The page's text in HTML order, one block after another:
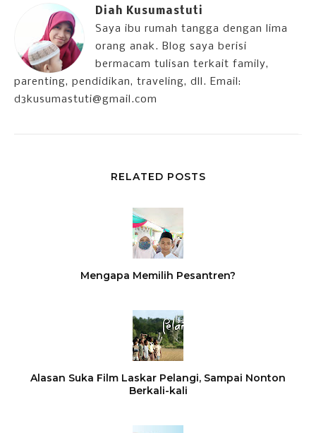
Diah Kusumastuti
Saya ibu rumah tangga dengan lima
orang anak. Blog saya berisi
bermacam tulisan terkait family,
parenting, pendidikan, traveling, dll. Email:
d3kusumastuti@gmail.com
RELATED POSTS
Mengapa Memilih Pesantren?
Alasan Suka Film Laskar Pelangi, Sampai Nonton
Berkali-kali